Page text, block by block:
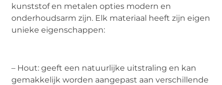
kunststof en metalen opties modern en
onderhoudsarm zijn. Elk materiaal heeft zijn eigen
unieke eigenschappen:
– Hout: geeft een natuurlijke uitstraling en kan
gemakkelijk worden aangepast aan verschillende